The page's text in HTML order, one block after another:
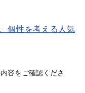
個性を考える人気
容をご確認くださ